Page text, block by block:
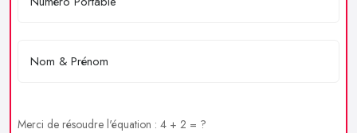
Merci de résoudre l'équation : 4 + 2 = ?